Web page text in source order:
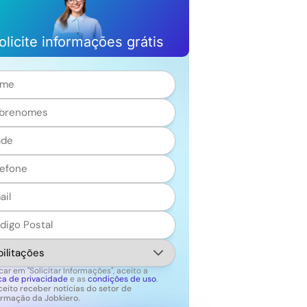
informações grátis
em "Solicitar Informações", aceito a
de privacidadee ascondições de uso.
receber notícias do setor de
da Jobkiero.